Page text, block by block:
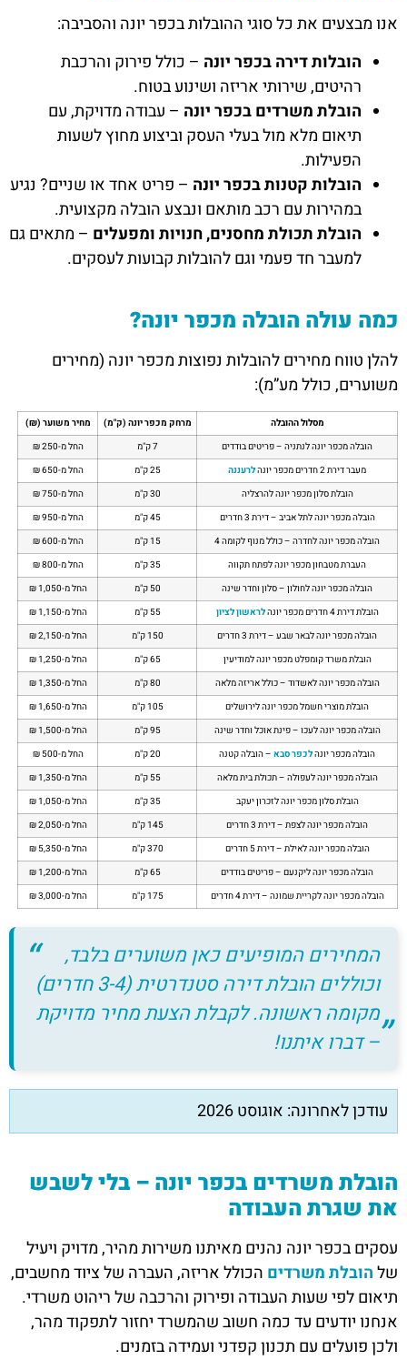
אנו מבצעים את כל סוגי ההובלות בכפר יונה והסביבה:
הובלות דירה בכפר יונה – כולל פירוק והרכבת
רהיטים, שירותי אריזה ושינוע בטוח.
הובלת משרדים בכפר יונה – עבודה מדויקת, עם
תיאום מלא מול בעלי העסק וביצוע מחוץ לשעות
הפעילות.
הובלות קטנות בכפר יונה – פריט אחד או שניים? נגיע
במהירות עם רכב מותאם ונבצע הובלה מקצועית.
הובלת תכולת מחסנים, חנויות ומפעלים – מתאים גם
למעבר חד פעמי וגם להובלות קבועות לעסקים.
כמה עולה הובלה מכפר יונה?
להלן טווח מחירים להובלות נפוצות מכפר יונה (מחירים
משוערים, כולל מע”מ):
מסלול ההובלה מרחק מכפר יונה (ק"מ)
מחיר משוער (₪)
הובלה מכפר יונה לנתניה – פריטים בודדים
7 ק"מ
החל מ-250 ₪
מעבר דירת 2 חדרים מכפר יונה
לרעננה 25 ק"מ
החל מ-650 ₪
הובלת סלון מכפר יונה להרצליה
30 ק"מ
החל מ-750 ₪
הובלה מכפר יונה לתל אביב – דירת 3 חדרים
45 ק"מ
החל מ-950 ₪
הובלה מכפר יונה לחדרה – כולל מנוף לקומה 4
15 ק"מ
החל מ-600 ₪
העברת מטבחון מכפר יונה לפתח תקווה
35 ק"מ
החל מ-800 ₪
הובלה מכפר יונה לחולון – סלון וחדר שינה
50 ק"מ
החל מ-1,050 ₪
הובלת דירת 4 חדרים מכפר יונה
לראשון לציון 55 ק"מ
החל מ-1,150 ₪
הובלה מכפר יונה לבאר שבע – דירת 3 חדרים
150 ק"מ
החל מ-2,150 ₪
הובלת משרד קומפלט מכפר יונה למודיעין
65 ק"מ
החל מ-1,250 ₪
הובלה מכפר יונה לאשדוד – כולל אריזה מלאה
80 ק"מ
החל מ-1,350 ₪
הובלת מוצרי חשמל מכפר יונה לירושלים
105 ק"מ
החל מ-1,650 ₪
הובלה מכפר יונה לעכו – פינת אוכל וחדר שינה
95 ק"מ
החל מ-1,500 ₪
הובלה מכפר יונהלכפר סבא – הובלה קטנה 20 ק"מ
החל מ-500 ₪
הובלה מכפר יונה לעפולה – תכולת בית מלאה
55 ק"מ
החל מ-1,350 ₪
הובלת סלון מכפר יונה לזכרון יעקב
35 ק"מ
החל מ-1,050 ₪
הובלה מכפר יונה לצפת – דירת 3 חדרים
145 ק"מ
החל מ-2,050 ₪
הובלה מכפר יונה לאילת – דירת 5 חדרים
370 ק"מ
החל מ-5,350 ₪
הובלה מכפר יונה ליקנעם – פריטים בודדים
65 ק"מ
החל מ-1,200 ₪
הובלה מכפר יונה לקריית שמונה – דירת 4 חדרים
175 ק"מ החל מ-3,000 ₪
המחירים המופיעים כאן משוערים בלבד,
וכוללים הובלת דירה סטנדרטית (3-4 חדרים)
מקומה ראשונה. לקבלת הצעת מחיר מדויקת
– דברו איתנו!
עודכן לאחרונה: אוגוסט 2026
הובלת משרדים בכפר יונה – בלי לשבש
את שגרת העבודה
עסקים בכפר יונה נהנים מאיתנו משירות מהיר, מדויק ויעיל
שלהובלת משרדים הכולל אריזה, העברה של ציוד מחשבים,
תיאום לפי שעות העבודה ופירוק והרכבה של ריהוט משרדי.
אנחנו יודעים עד כמה חשוב שהמשרד יחזור לתפקוד מהר,
ולכן פועלים עם תכנון קפדני ועמידה בזמנים.